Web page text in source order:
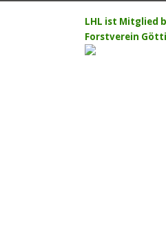
LHL ist Mitglied
Forstverein